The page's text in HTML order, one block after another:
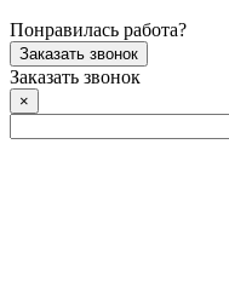
Понравилась работа?
Заказать звонок
Заказать звонок
×